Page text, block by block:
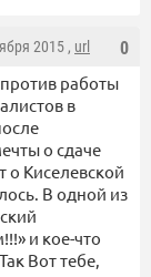
0
2015 , url
работы
в
о сдаче
о Киселевской
В одной из
и кое-что
Вот тебе,